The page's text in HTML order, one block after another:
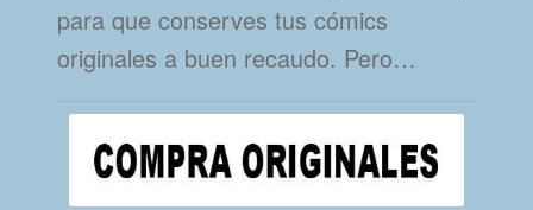
para que conserves tus cómics
originales a buen recaudo. Pero…